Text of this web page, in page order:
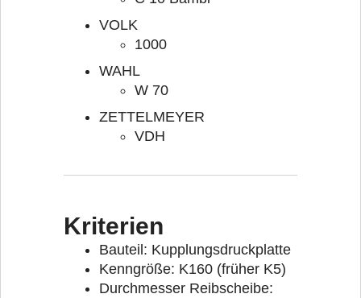
VOLK
1000
WAHL
W 70
ZETTELMEYER
VDH
Kriterien
Bauteil: Kupplungsdruckplatte
Kenngröße: K160 (früher K5)
Durchmesser Reibscheibe: